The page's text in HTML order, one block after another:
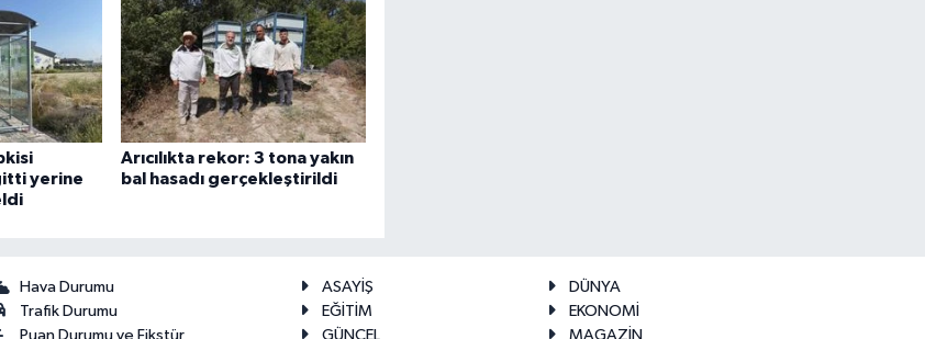
yerine
Arıcılıkta rekor: 3 tona yakın
bal hasadı gerçekleştirildi
Hava Durumu
Trafik Durumu
Puan Durumu ve Fikstür
ASAYİŞ
DÜNYA
EĞİTİM
EKONOMİ
GÜNCEL
MAGAZİN